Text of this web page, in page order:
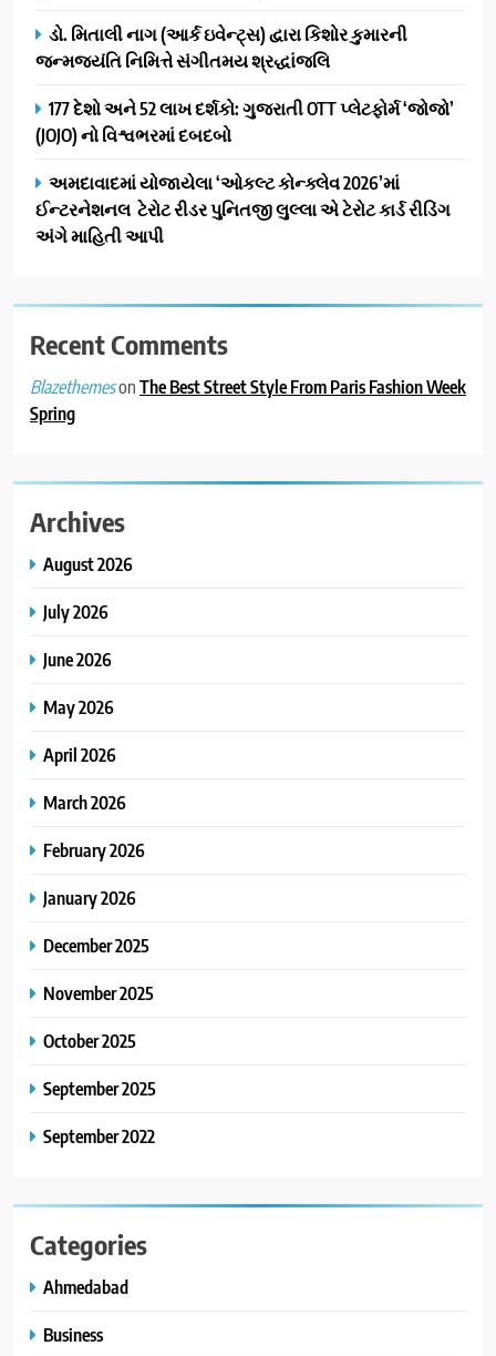
ડો. મિતાલી નાગ (આર્ક ઇવેન્ટ્સ) દ્વારા કિશોર કુમારની
જન્મજયંતિ નિમિત્તે સંગીતમય શ્રદ્ધાંજલિ
177 દેશો અને 52 લાખ દર્શકો: ગુજરાતી OTT પ્લેટફોર્મ ‘જોજો’
(JOJO) નો વિશ્વભરમાં દબદબો
અમદાવાદમાં યોજાયેલા ‘ઓકલ્ટ કોન્ક્લેવ 2026’માં
ઈન્ટરનેશનલ ટેરોટ રીડર પુનિતજી લુલ્લા એ ટેરોટ કાર્ડ રીડિંગ
અંગે માહિતી આપી
Recent Comments
BlazethemesonThe Best Street Style From Paris Fashion Week
Spring
Archives
August 2026
July 2026
June 2026
May 2026
April 2026
March 2026
February 2026
January 2026
December 2025
November 2025
October 2025
September 2025
September 2022
Categories
Ahmedabad
Business